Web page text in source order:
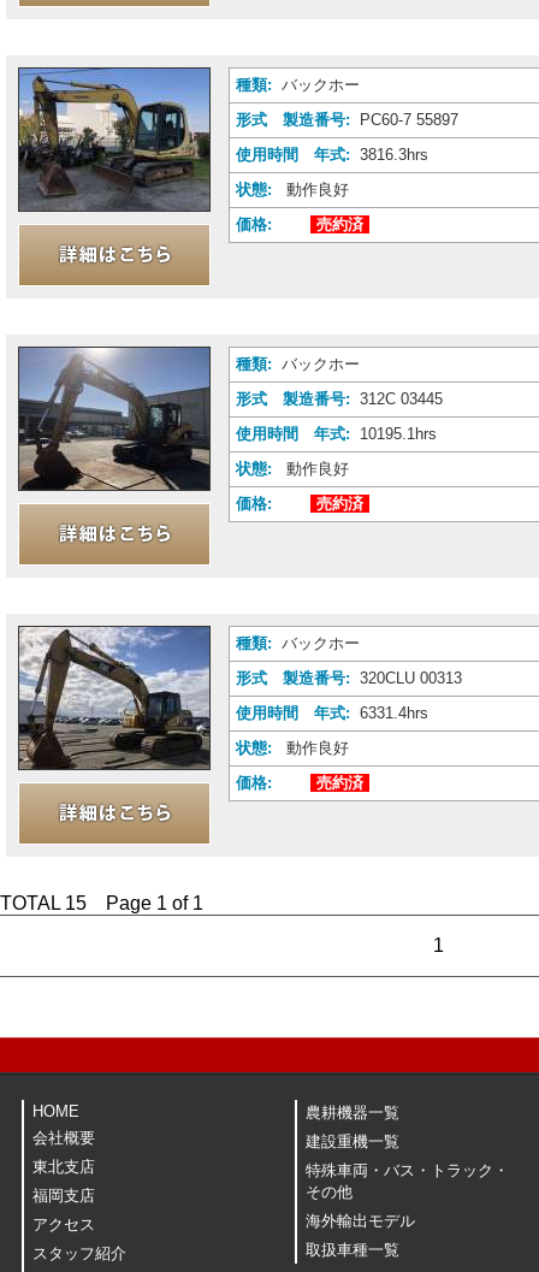
種類: バックホー
形式 製造番号:
PC60-7 55897
使用時間 年式: 3816.3hrs
状態:
動作良好
価格:
売約済
種類: バックホー
形式 製造番号: 312C 03445
使用時間 年式:
10195.1hrs
状態:
動作良好
価格:
売約済
種類: バックホー
形式 製造番号: 320CLU 00313
使用時間 年式: 6331.4hrs
状態:
動作良好
価格:
売約済
TOTAL 15 Page 1 of 1
1
HOME
会社概要
東北支店
福岡支店
アクセス
スタッフ紹介
農耕機器一覧
建設重機一覧
特殊車両・バス・トラック・
その他
海外輸出モデル
取扱車種一覧